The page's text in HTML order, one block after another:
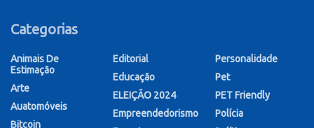
Categorias
Animais De
Estimação
Arte
Auatomóveis
Bitcoin
Editorial
Educação
ELEIÇÃO 2024
Empreendedorismo
Personalidade
Pet
PET Friendly
Polícia